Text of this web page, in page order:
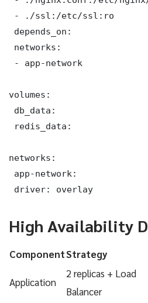
- ./ssl:/etc/ssl:ro
depends_on:
networks:
- app-network
volumes:
db_data:
redis_data:
networks:
app-network:
driver: overlay
High Availability
ComponentStrategy
Application
2 replicas + Load
Balancer